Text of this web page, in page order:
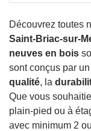
Découvrez toutes
Saint-Briac-sur-
neuves en bois
sont conçus par un
qualité, la
Que vous
plain-pied ou à
avec minimum 2